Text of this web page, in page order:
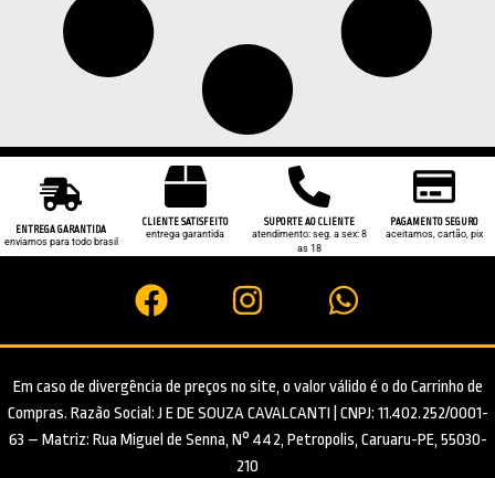
ENTREGA GARANTIDA
enviamos para todo brasil
CLIENTE SATISFEITO
entrega garantida
SUPORTE AO CLIENTE
atendimento: seg. a sex: 8
as 18
PAGAMENTO SEGURO
aceitamos, cartão, pix
Em caso de divergência de preços no site, o valor válido é o do Carrinho de
Compras. Razão Social: J E DE SOUZA CAVALCANTI | CNPJ: 11.402.252/0001-
63 – Matriz: Rua Miguel de Senna, N° 442, Petropolis, Caruaru-PE, 55030-
210